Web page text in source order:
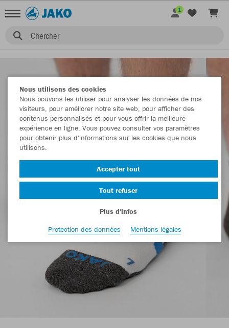
Chercher
1
Nous utilisons des cookies
Nous pouvons les utiliser pour analyser les données de nos
visiteurs, pour améliorer notre site web, pour afficher des
contenus personnalisés et pour vous offrir la meilleure
expérience en ligne. Vous pouvez consulter vos paramètres
pour obtenir plus d'informations sur les cookies que nous
utilisons.
Accepter tout
Tout refuser
Plus d'infos
Protection des données
Mentions légales